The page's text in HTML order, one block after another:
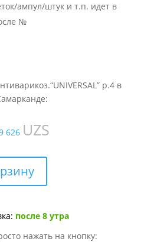
ампул/штук и т.п. идет в
№
р.4 в
626 UZS
после 8 утра
нажать на кнопку: